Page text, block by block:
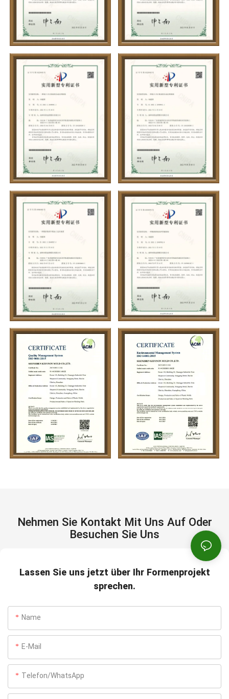
Nehmen Sie Kontakt Mit Uns Auf Oder
Besuchen Sie Uns
Lassen Sie uns jetzt über Ihr Formenprojekt
sprechen.
Name
E-Mail
Telefon/WhatsApp